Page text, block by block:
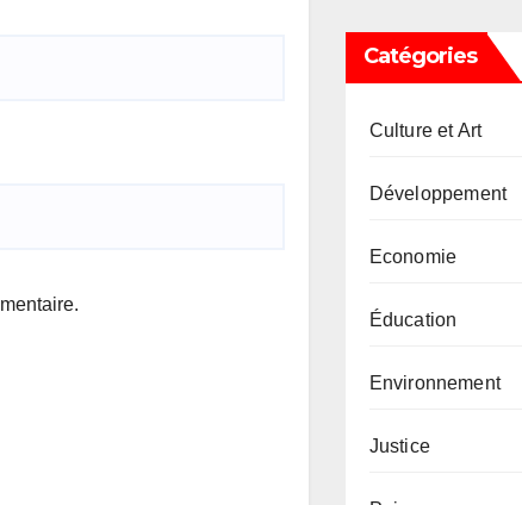
Catégories
Culture et Art
Développement
Economie
Éducation
Environnement
Justice